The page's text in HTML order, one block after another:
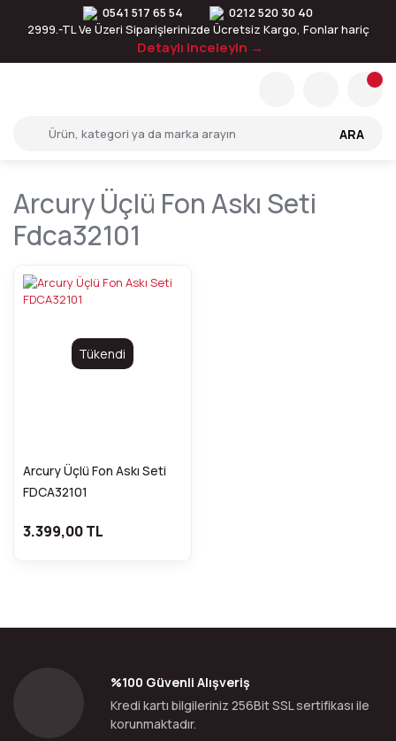
0541 517 65 54
0212 520 30 40
2999.-TL Ve Üzeri Siparişlerinizde Ücretsiz Kargo, Fonlar hariç
Detaylı inceleyin →
ARA
Arcury Üçlü Fon Askı Seti
Fdca32101
Tükendi
Arcury Üçlü Fon Askı Seti
FDCA32101
3.399,00 TL
%100 Güvenli Alışveriş
Kredi kartı bilgileriniz 256Bit SSL sertifikası ile
korunmaktadır.